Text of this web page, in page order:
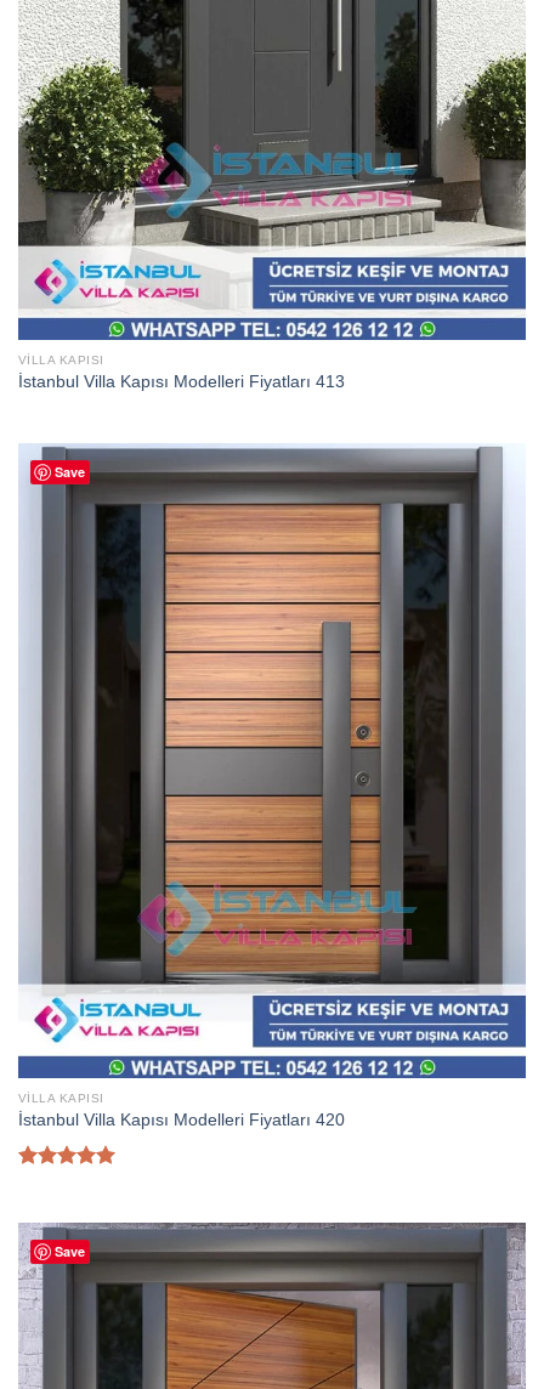
VILLA KAPISI
İstanbul Villa Kapısı Modelleri Fiyatları 413
Save
VILLA KAPISI
İstanbul Villa Kapısı Modelleri Fiyatları 420
aldı
Save